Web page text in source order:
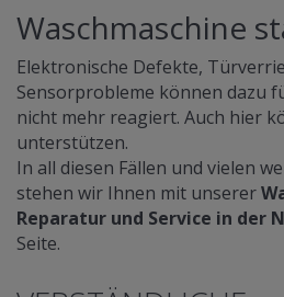
Waschmaschine
Elektronische Defekte,
Sensorprobleme können dazu
nicht mehr reagiert. Auch hier
unterstützen.
In all diesen Fällen und vielen
stehen wir Ihnen mit unserer
Reparatur und Service in der
Seite.